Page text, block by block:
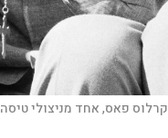
קרלוס פאס, אחד מניצולי טיסה 571 שהתרסקה באנדים. |